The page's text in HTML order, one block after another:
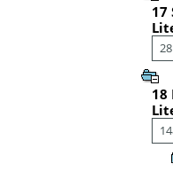
17
18